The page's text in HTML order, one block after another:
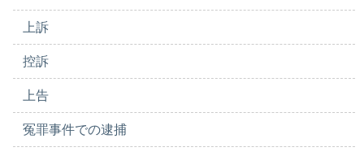
上訴
控訴
上告
冤罪事件での逮捕